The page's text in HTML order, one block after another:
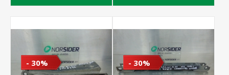
- 30% - 30%